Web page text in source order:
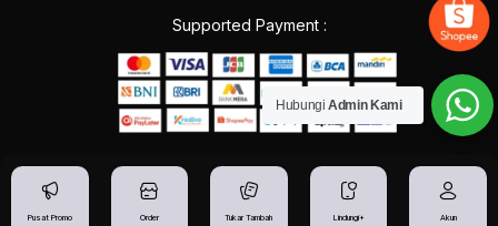
Supported Payment :
Pusat Promo Order Tukar Tambah Lindungi+ Akun
Hubungi Admin Kami